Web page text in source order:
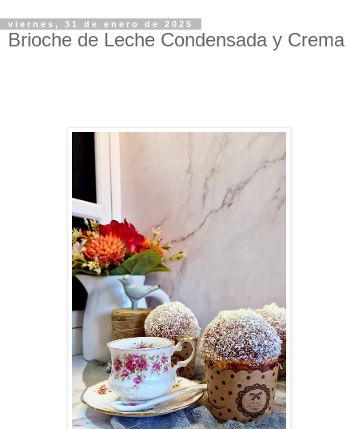
viernes, 31 de enero de 2025
Brioche de Leche Condensada y Crema